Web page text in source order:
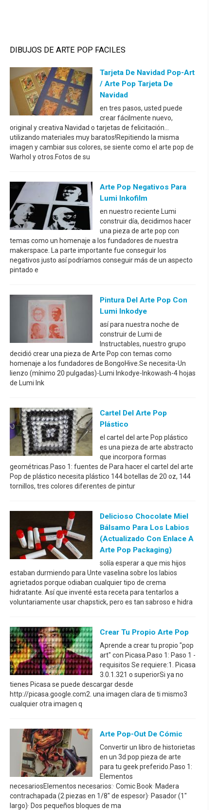
DIBUJOS DE ARTE POP FACILES
Tarjeta De Navidad Pop-Art
/ Arte Pop Tarjeta De
Navidad
en tres pasos, usted puede
crear fácilmente nuevo,
original y creativa Navidad o tarjetas de felicitación...
utilizando materiales muy baratos!Repitiendo la misma
imagen y cambiar sus colores, se siente como el arte pop de
Warhol y otros.Fotos de su
Arte Pop Negativos Para
Lumi Inkofilm
en nuestro reciente Lumi
construir día, decidimos hacer
una pieza de arte pop con
temas como un homenaje a los fundadores de nuestra
makerspace. La parte importante fue conseguir los
negativos justo así podríamos conseguir más de un aspecto
pintado e
Pintura Del Arte Pop Con
Lumi Inkodye
así para nuestra noche de
construir de Lumi de
Instructables, nuestro grupo
decidió crear una pieza de Arte Pop con temas como
homenaje a los fundadores de BongoHive.Se necesita-Un
lienzo (mínimo 20 pulgadas)-Lumi Inkodye-Inkowash-4 hojas
de Lumi Ink
Cartel Del Arte Pop
Plástico
el cartel del arte Pop plástico
es una pieza de arte abstracto
que incorpora formas
geométricas.Paso 1: fuentes de Para hacer el cartel del arte
Pop de plástico necesita plástico 144 botellas de 20 oz, 144
tornillos, tres colores diferentes de pintur
Delicioso Chocolate Miel
Bálsamo Para Los Labios
(actualizado Con Enlace A
Arte Pop Packaging)
solía esperar a que mis hijos
estaban durmiendo para Unte vaselina sobre los labios
agrietados porque odiaban cualquier tipo de crema
hidratante. Así que inventé esta receta para tentarlos a
voluntariamente usar chapstick, pero es tan sabroso e hidra
Crear Tu Propio Arte Pop
Aprende a crear tu propio "pop
art" con Picasa.Paso 1: Paso 1 -
requisitos Se requiere:1. Picasa
3.0.1.321 o superiorSi ya no
tienes Picasa se puede descargar desde
http://picasa.google.com2. una imagen clara de ti mismo3
cualquier otra imagen q
Arte Pop-Out De Cómic
Convertir un libro de historietas
en un 3d pop pieza de arte
para tu geek preferido.Paso 1:
Elementos
necesariosElementos necesarios:· Comic Book· Madera
contrachapada (2 piezas en 1/8" de espesor)· Pasador (1"
largo)· Dos pequeños bloques de ma